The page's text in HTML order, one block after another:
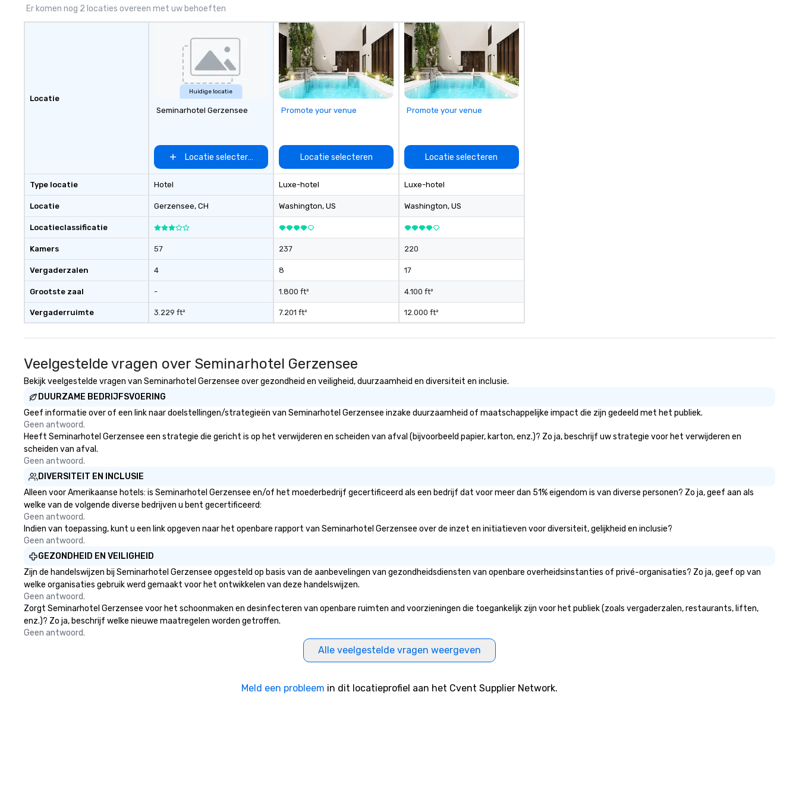
quality of chauffeured service
and event transportation service.
that bring necessary flexibility
for groups of 10–200. Fully
customizable by industry,
seniority, and objectives.
Er komen nog 2 locaties overeen met uw behoeften
Locatie
Type locatie
Locatie
Locatieclassificatie
Kamers
Vergaderzalen
Grootste zaal
Vergaderruimte
Huidige locatie
Seminarhotel Gerzensee
Locatie selecteren
Hotel
Gerzensee, CH
57
4
-
3.229 ft²
Promote your venue
Locatie selecteren
Luxe-hotel
Washington, US
237
8
1.800 ft²
7.201 ft²
Promote your venue
Locatie selecteren
Luxe-hotel
Washington, US
220
17
4.100 ft²
12.000 ft²
Veelgestelde vragen over Seminarhotel Gerzensee
Bekijk veelgestelde vragen van Seminarhotel Gerzensee over gezondheid en veiligheid, duurzaamheid en diversiteit en inclusie.
DUURZAME BEDRIJFSVOERING
Geef informatie over of een link naar doelstellingen/strategieën van Seminarhotel Gerzensee inzake duurzaamheid of maatschappelijke impact die zijn gedeeld met het publiek.
Geen antwoord.
Heeft Seminarhotel Gerzensee een strategie die gericht is op het verwijderen en scheiden van afval (bijvoorbeeld papier, karton, enz.)? Zo ja, beschrijf uw strategie voor het verwijderen en
scheiden van afval.
Geen antwoord.
DIVERSITEIT EN INCLUSIE
Alleen voor Amerikaanse hotels: is Seminarhotel Gerzensee en/of het moederbedrijf gecertificeerd als een bedrijf dat voor meer dan 51% eigendom is van diverse personen? Zo ja, geef aan als
welke van de volgende diverse bedrijven u bent gecertificeerd:
Geen antwoord.
Indien van toepassing, kunt u een link opgeven naar het openbare rapport van Seminarhotel Gerzensee over de inzet en initiatieven voor diversiteit, gelijkheid en inclusie?
Geen antwoord.
GEZONDHEID EN VEILIGHEID
Zijn de handelswijzen bij Seminarhotel Gerzensee opgesteld op basis van de aanbevelingen van gezondheidsdiensten van openbare overheidsinstanties of privé-organisaties? Zo ja, geef op van
welke organisaties gebruik werd gemaakt voor het ontwikkelen van deze handelswijzen.
Geen antwoord.
Zorgt Seminarhotel Gerzensee voor het schoonmaken en desinfecteren van openbare ruimten and voorzieningen die toegankelijk zijn voor het publiek (zoals vergaderzalen, restaurants, liften,
enz.)? Zo ja, beschrijf welke nieuwe maatregelen worden getroffen.
Geen antwoord.
Alle veelgestelde vragen weergeven
Meld een probleem in dit locatieprofiel aan het Cvent Supplier Network.